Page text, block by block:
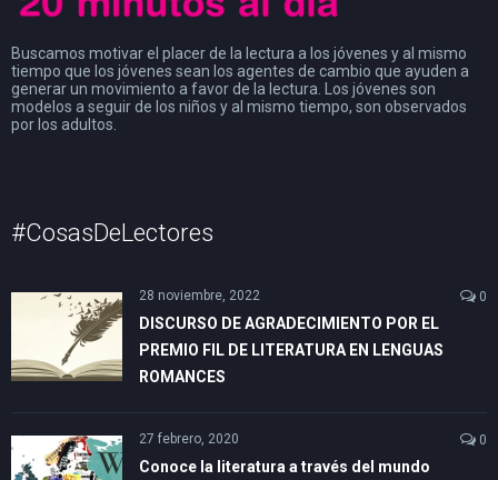
Buscamos motivar el placer de la lectura a los jóvenes y al mismo
tiempo que los jóvenes sean los agentes de cambio que ayuden a
generar un movimiento a favor de la lectura. Los jóvenes son
modelos a seguir de los niños y al mismo tiempo, son observados
por los adultos.
#CosasDeLectores
28 noviembre, 2022 0
DISCURSO DE AGRADECIMIENTO POR EL
PREMIO FIL DE LITERATURA EN LENGUAS
ROMANCES
27 febrero, 2020 0
Conoce la literatura a través del mundo